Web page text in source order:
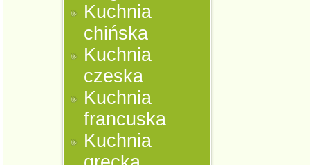
Kuchnia
chińska
Kuchnia
czeska
Kuchnia
francuska
Kuchnia